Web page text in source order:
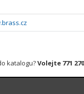
katalogu?Volejte 771